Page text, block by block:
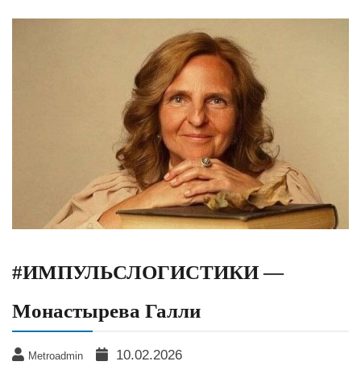
#ИМПУЛЬСЛОГИСТИКИ —
Монастырева Галли
Metroadmin 10.02.2026